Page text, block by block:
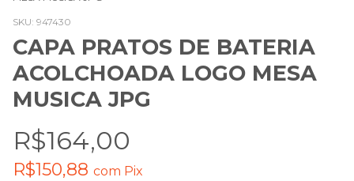
SKU: 947430
CAPA PRATOS DE BATERIA
ACOLCHOADA LOGO MESA
MUSICA JPG
R$164,00
R$150,88 com Pix